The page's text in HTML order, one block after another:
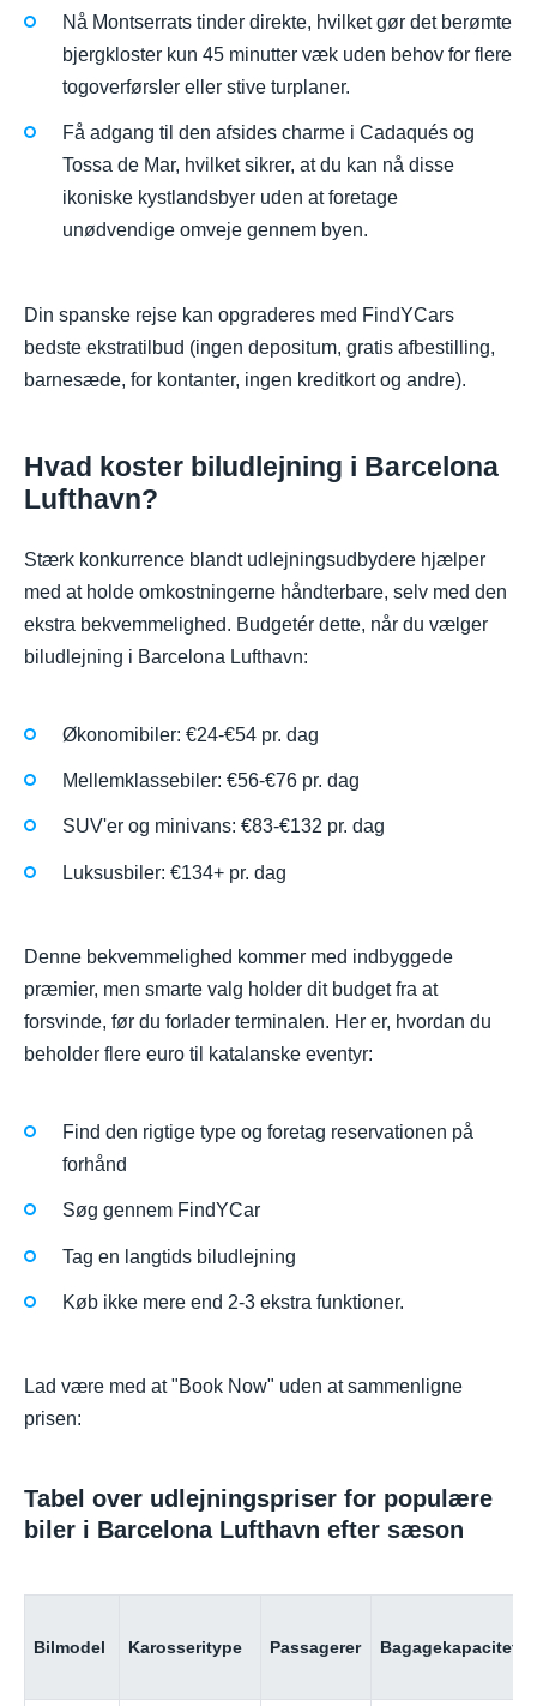
Nå Montserrats tinder direkte, hvilket gør det berømte
bjergkloster kun 45 minutter væk uden behov for flere
togoverførsler eller stive turplaner.
Få adgang til den afsides charme i Cadaqués og
Tossa de Mar, hvilket sikrer, at du kan nå disse
ikoniske kystlandsbyer uden at foretage
unødvendige omveje gennem byen.
Din spanske rejse kan opgraderes med FindYCars
bedste ekstratilbud (ingen depositum, gratis afbestilling,
barnesæde, for kontanter, ingen kreditkort og andre).
Hvad koster biludlejning i Barcelona
Lufthavn?
Stærk konkurrence blandt udlejningsudbydere hjælper
med at holde omkostningerne håndterbare, selv med den
ekstra bekvemmelighed. Budgetér dette, når du vælger
biludlejning i Barcelona Lufthavn:
Økonomibiler: €24-€54 pr. dag
Mellemklassebiler: €56-€76 pr. dag
SUV'er og minivans: €83-€132 pr. dag
Luksusbiler: €134+ pr. dag
Denne bekvemmelighed kommer med indbyggede
præmier, men smarte valg holder dit budget fra at
forsvinde, før du forlader terminalen. Her er, hvordan du
beholder flere euro til katalanske eventyr:
Find den rigtige type og foretag reservationen på
forhånd
Søg gennem FindYCar
Tag en langtids biludlejning
Køb ikke mere end 2-3 ekstra funktioner.
Lad være med at "Book Now" uden at sammenligne
prisen:
Tabel over udlejningspriser for populære
biler i Barcelona Lufthavn efter sæson
Bilmodel Karosseritype Passagerer Bagagekapacitet